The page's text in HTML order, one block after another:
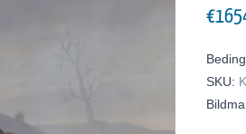
€
SKU: